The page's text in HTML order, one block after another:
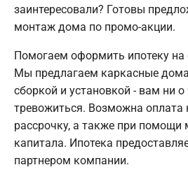
заинтересовали? Готовы
монтаж дома по промо-акции.
Помогаем оформить ипотеку на
Мы предлагаем каркасные
сборкой и установкой - вам ни о
тревожиться. Возможна
рассрочку, а также при помощи
капитала. Ипотека
партнером компании.